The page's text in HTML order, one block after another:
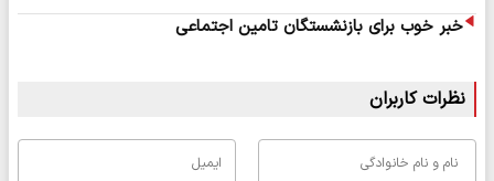
خبر خوب برای بازنشستگان تامین اجتماعی
نظرات کاربران